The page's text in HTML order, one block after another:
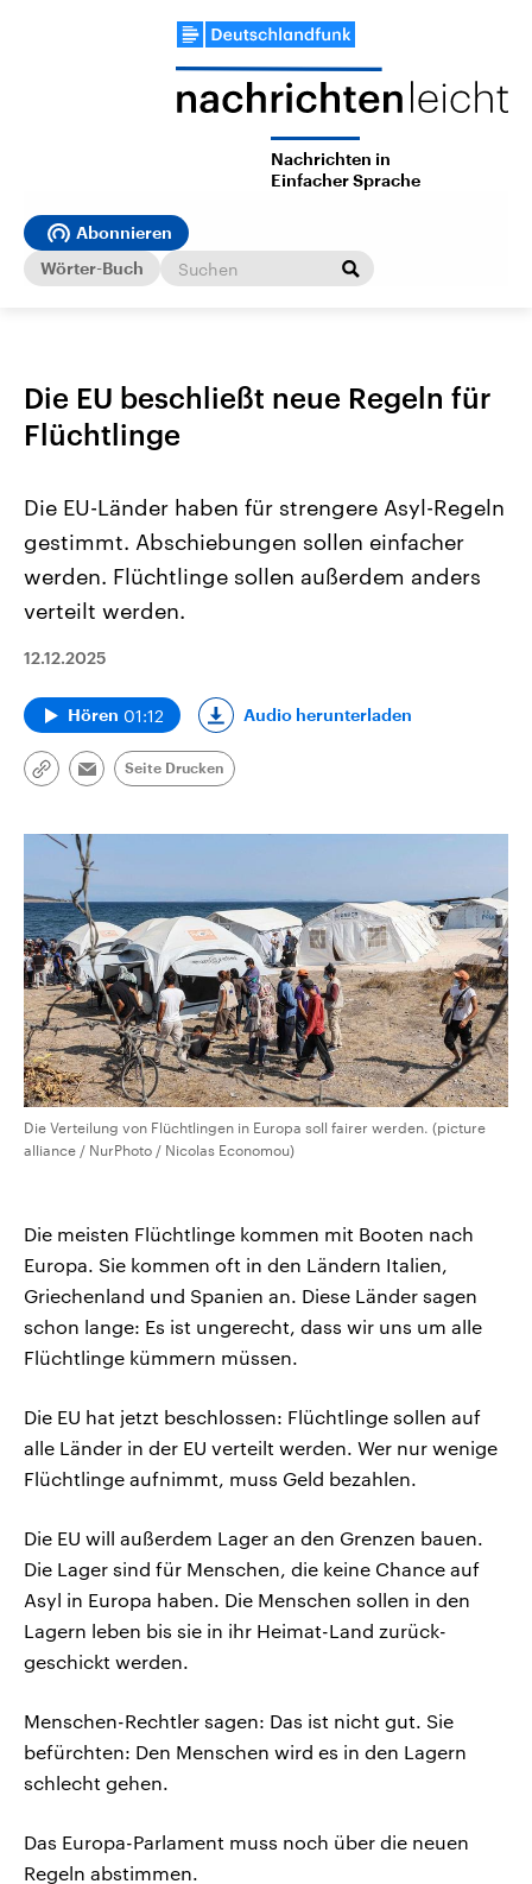
Nachrichten in
Einfacher Sprache
Abonnieren
Wörter-Buch
Die EU beschließt neue Regeln für
Flüchtlinge
Die EU-Länder haben für strengere Asyl-Regeln
gestimmt. Abschiebungen sollen einfacher
werden. Flüchtlinge sollen außerdem anders
verteilt werden.
12.12.2025
Hören 01:12 Audio herunterladen
Link
Email
Seite Drucken
Die Verteilung von Flüchtlingen in Europa soll fairer werden. (picture
alliance / NurPhoto / Nicolas Economou)
Die meisten Flüchtlinge kommen mit Booten nach
Europa. Sie kommen oft in den Ländern Italien,
Griechenland und Spanien an. Diese Länder sagen
schon lange: Es ist ungerecht, dass wir uns um alle
Flüchtlinge kümmern müssen.
Die EU hat jetzt beschlossen: Flüchtlinge sollen auf
alle Länder in der EU verteilt werden. Wer nur wenige
Flüchtlinge aufnimmt, muss Geld bezahlen.
Die EU will außerdem Lager an den Grenzen bauen.
Die Lager sind für Menschen, die keine Chance auf
Asyl in Europa haben. Die Menschen sollen in den
Lagern leben bis sie in ihr Heimat-Land zurück-
geschickt werden.
Menschen-Rechtler sagen: Das ist nicht gut. Sie
befürchten: Den Menschen wird es in den Lagern
schlecht gehen.
Das Europa-Parlament muss noch über die neuen
Regeln abstimmen.